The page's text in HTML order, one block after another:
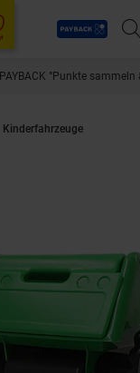
Payback
PAYBACK °Punkte sammeln
Kinderfahrzeuge